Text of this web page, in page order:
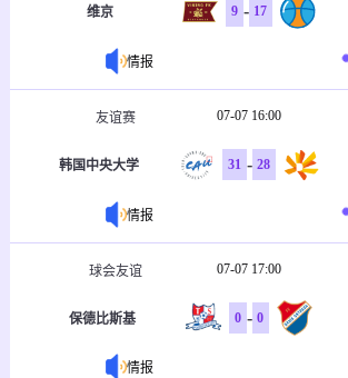
维京 9 - 17
情报
友谊赛 07-07 16:00
韩国中央大学 31 - 28
情报
球会友谊 07-07 17:00
保德比斯基 0 - 0
情报